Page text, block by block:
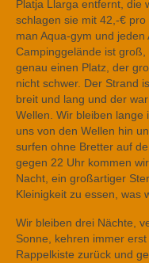
Platja Llarga entfernt, die
schlagen sie mit 42,-€
man Aqua-gym und
Campinggelände ist
genau einen Platz, der
nicht schwer. Der Strand
breit und lang und der
Wellen. Wir bleiben lange
uns von den Wellen hin
surfen ohne Bretter auf
gegen 22 Uhr kommen
Nacht, ein großartiger
Kleinigkeit zu essen, was
Wir bleiben drei Nächte,
Sonne, kehren immer
Rappelkiste zurück und